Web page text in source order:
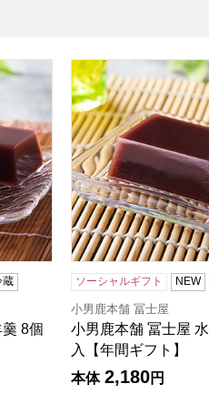
8個入【年間ギフト】
蔵
8個
小男鹿本舗 冨士屋
ソーシャルギフト NEW
小男鹿本舗 冨士屋
小男鹿本舗 冨士屋
入【年間ギフト】
本体 2,180円